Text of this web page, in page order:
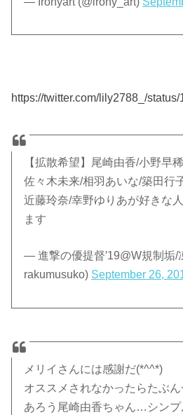
https://twitter.com/lily2788_/
【拡散希望】尾崎由香/小野早
佐々木未来/相羽あいな/築田行
近藤玲奈/幸野ゆりあが好きな
ます
— 進撃の優提督′19@W規制垢/
rakumusuko) September 26,
メリイさんには感謝だ(*^^*)
オススメされなかったらたぶ
あろう尾崎由香ちゃん…シンプ